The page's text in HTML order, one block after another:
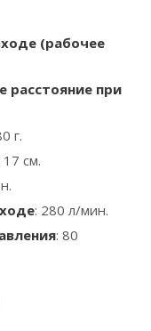
(рабочее
расстояние при
г.
см.
: 280 л/мин.
: 80